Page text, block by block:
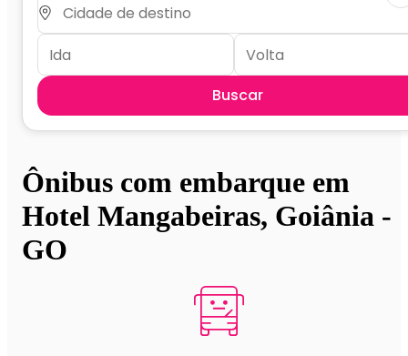
Buscar
Ônibus com embarque em
Hotel Mangabeiras, Goiânia -
GO